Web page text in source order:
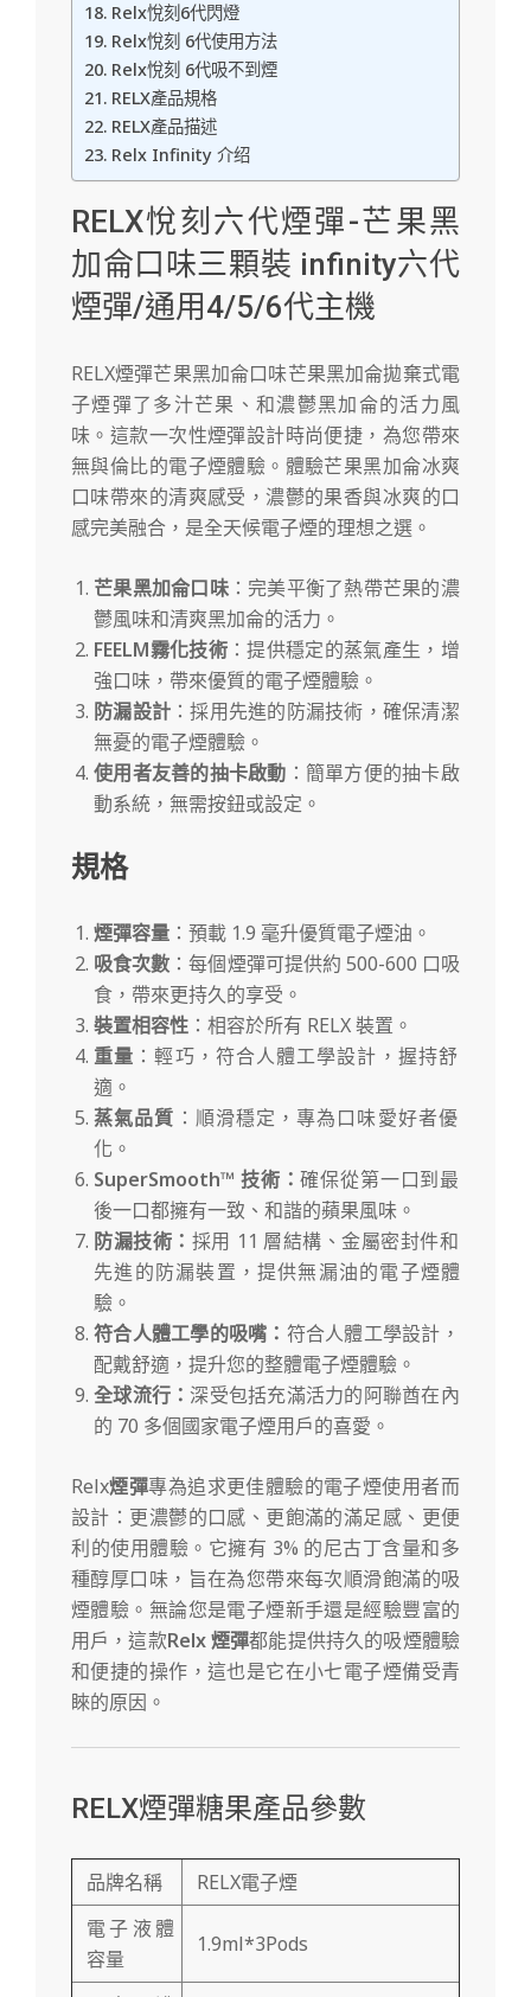
Relx悅刻6代閃燈
Relx悅刻 6代使用方法
Relx悅刻 6代吸不到煙
RELX產品規格
RELX產品描述
Relx Infinity 介绍
RELX悅刻六代煙彈-芒果黑
加侖口味三顆裝 infinity六代
煙彈/通用4/5/6代主機
RELX煙彈芒果黑加侖口味芒果黑加侖拋棄式電
子煙彈了多汁芒果、和濃鬱黑加侖的活力風
味。這款一次性煙彈設計時尚便捷，為您帶來
無與倫比的電子煙體驗。體驗芒果黑加侖冰爽
口味帶來的清爽感受，濃鬱的果香與冰爽的口
感完美融合，是全天候電子煙的理想之選。
芒果黑加侖口味：完美平衡了熱帶芒果的濃
鬱風味和清爽黑加侖的活力。
FEELM霧化技術：提供穩定的蒸氣產生，增
強口味，帶來優質的電子煙體驗。
防漏設計 ：採用先進的防漏技術，確保清潔
無憂的電子煙體驗。
使用者友善的抽卡啟動 ：簡單方便的抽卡啟
動系統，無需按鈕或設定。
規格
煙彈容量 ：預載 1.9 毫升優質電子煙油。
吸食次數 ：每個煙彈可提供約 500-600 口吸
食，帶來更持久的享受。
裝置相容性 ：相容於所有 RELX 裝置。
重量 ：輕巧，符合人體工學設計，握持舒
適。
蒸氣品質 ：順滑穩定，專為口味愛好者優
化。
SuperSmooth™ 技術：確保從第一口到最
後一口都擁有一致、和諧的蘋果風味。
防漏技術： 採用 11 層結構、金屬密封件和
先進的防漏裝置，提供無漏油的電子煙體
驗。
符合人體工學的吸嘴： 符合人體工學設計，
配戴舒適，提升您的整體電子煙體驗。
全球流行：深受包括充滿活力的阿聯酋在內
的 70 多個國家電子煙用戶的喜愛。
Relx煙彈專為追求更佳體驗的電子煙使用者而
設計：更濃鬱的口感、更飽滿的滿足感、更便
利的使用體驗。它擁有 3% 的尼古丁含量和多
種醇厚口味，旨在為您帶來每次順滑飽滿的吸
煙體驗。無論您是電子煙新手還是經驗豐富的
用戶，這款Relx 煙彈都能提供持久的吸煙體驗
和便捷的操作，這也是它在小七電子煙備受青
睞的原因。
RELX煙彈糖果產品參數
品牌名稱
RELX電子煙
電子液體
容量
1.9ml*3Pods